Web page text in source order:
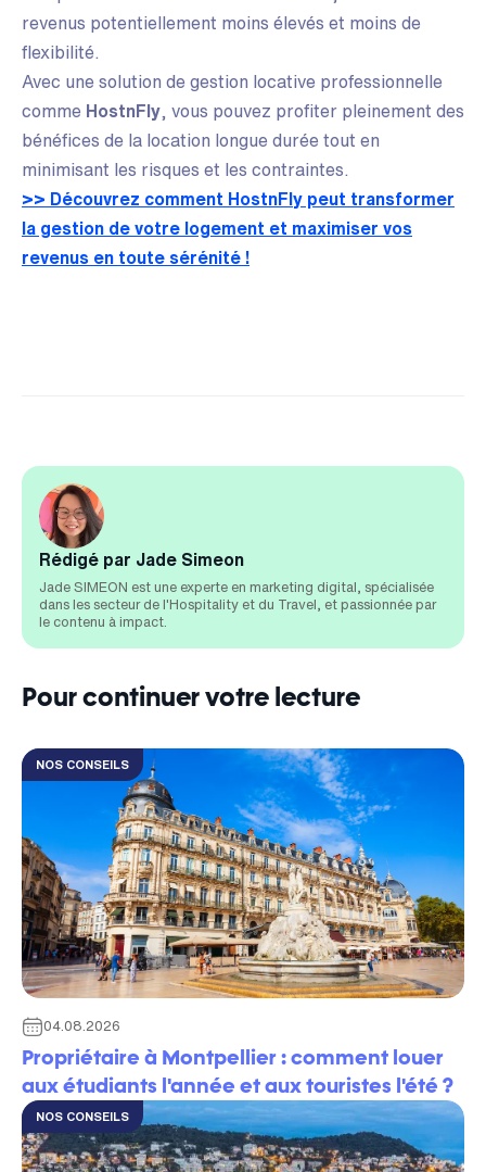
revenus potentiellement moins élevés et moins de
flexibilité.
Avec une solution de gestion locative professionnelle
comme HostnFly , vous pouvez profiter pleinement des
bénéfices de la location longue durée tout en
minimisant les risques et les contraintes.
>> Découvrez comment HostnFly peut transformer
la gestion de votre logement et maximiser vos
revenus en toute sérénité !
Rédigé par Jade Simeon
Jade SIMEON est une experte en marketing digital, spécialisée
dans les secteur de l'Hospitality et du Travel, et passionnée par
le contenu à impact.
Pour continuer votre lecture
NOS CONSEILS
04.08.2026
Propriétaire à Montpellier : comment louer
aux étudiants l'année et aux touristes l'été ?
NOS CONSEILS